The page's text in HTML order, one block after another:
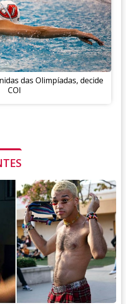
das Olimpíadas, decide
COI